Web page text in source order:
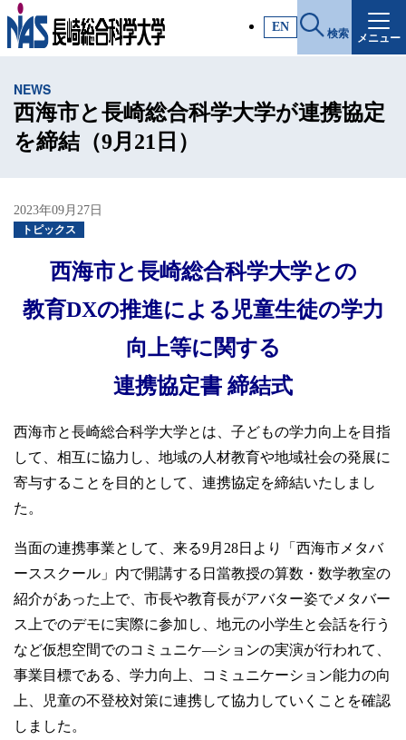
EN 検索 メニュー
施設・アクセス
入試情報
各種証明書
一般・社会人の方
企業の方
学生・教職員の方
緊急時のお知らせ
このサイトについて
プライバシーポリシー
お問い合わせフォーム
NEWS
西海市と長崎総合科学大学が連携協定
を締結（9月21日）
2023年09月27日
トピックス
西海市と長崎総合科学大学との
教育DXの推進による児童生徒の学力
向上等に関する
連携協定書 締結式
西海市と長崎総合科学大学とは、子どもの学力向上を目指
して、相互に協力し、地域の人材教育や地域社会の発展に
寄与することを目的として、連携協定を締結いたしまし
た。
当面の連携事業として、来る9月28日より「西海市メタバ
ーススクール」内で開講する日當教授の算数・数学教室の
紹介があった上で、市長や教育長がアバター姿でメタバー
ス上でのデモに実際に参加し、地元の小学生と会話を行う
など仮想空間でのコミュニケ―ションの実演が行われて、
事業目標である、学力向上、コミュニケーション能力の向
上、児童の不登校対策に連携して協力していくことを確認
しました。